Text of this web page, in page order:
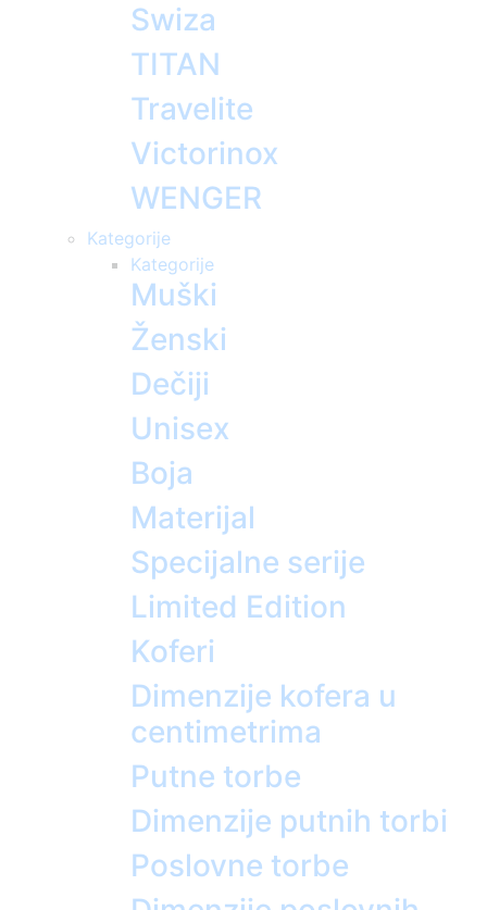
Swiza
TITAN
Travelite
Victorinox
WENGER
Kategorije
Kategorije
Muški
Ženski
Dečiji
Unisex
Boja
Materijal
Specijalne serije
Limited Edition
Koferi
Dimenzije kofera u
centimetrima
Putne torbe
Dimenzije putnih torbi
Poslovne torbe